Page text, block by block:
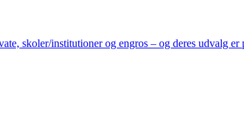
skoler/institutioner og engros – og deres udvalg